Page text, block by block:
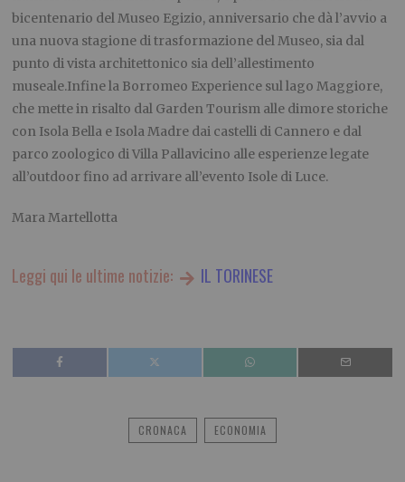
bicentenario del Museo Egizio, anniversario che dà l’avvio a
una nuova stagione di trasformazione del Museo, sia dal
punto di vista architettonico sia dell’allestimento
museale.Infine la Borromeo Experience sul lago Maggiore,
che mette in risalto dal Garden Tourism alle dimore storiche
con Isola Bella e Isola Madre dai castelli di Cannero e dal
parco zoologico di Villa Pallavicino alle esperienze legate
all’outdoor fino ad arrivare all’evento Isole di Luce.
Mara Martellotta
Leggi qui le ultime notizie: IL TORINESE
CRONACA ECONOMIA